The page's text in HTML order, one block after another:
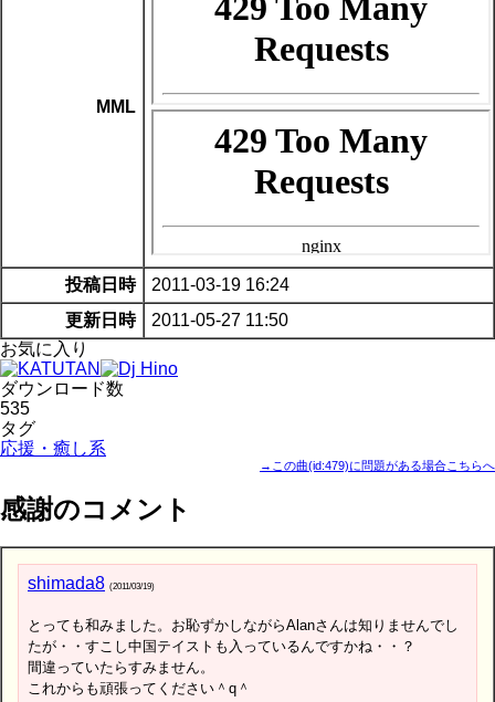
MML
投稿日時
2011-03-19 16:24
更新日時
2011-05-27 11:50
お気に入り
ダウンロード数
535
タグ
応援・癒し系
→この曲(id:479)に問題がある場合こちらへ
感謝のコメント
shimada8 (2011/03/19)
とっても和みました。お恥ずかしながらAlanさんは知りませんでし
たが・・すこし中国テイストも入っているんですかね・・？
間違っていたらすみません。
これからも頑張ってください＾q＾